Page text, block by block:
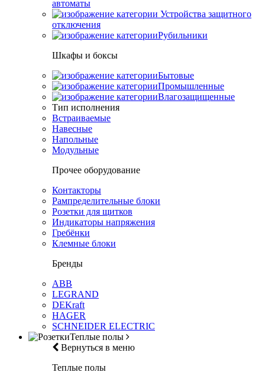
автоматы
Устройства защитного
отключения
Рубильники
Шкафы и боксы
Бытовые
Промышленные
Влагозащищенные
Тип исполнения
Встраиваемые
Навесные
Напольные
Модульные
Прочее оборудование
Контакторы
Рампределительные блоки
Розетки для щитков
Индикаторы напряжения
Гребёнки
Клемные блоки
Бренды
ABB
LEGRAND
DEKraft
HAGER
SCHNEIDER ELECTRIC
Теплые полы
Вернуться в меню
Теплые полы